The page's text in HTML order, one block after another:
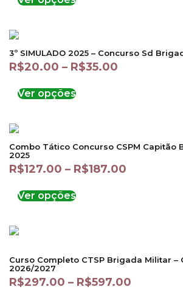
3º SIMULADO 2025 – Concurso Sd
R$20.00 – R$35.00
Ver opções
Combo Tático Concurso CSPM Capitão
2025
R$127.00 – R$187.00
Ver opções
Curso Completo CTSP Brigada Militar –
2026/2027
R$297.00 – R$597.00